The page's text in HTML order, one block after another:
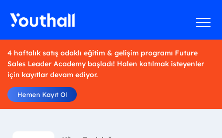
4 haftalık satış odaklı eğitim & gelişim programı Future
Sales Leader Academy başladı! Halen katılmak isteyenler
için kayıtlar devam ediyor.
Hemen Kayıt Ol